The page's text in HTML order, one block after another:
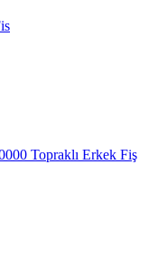
Topraklı Erkek Fiş